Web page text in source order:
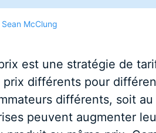
Sean McClung
est une stratégie de
différents pour
différents, soit
peuvent augmenter